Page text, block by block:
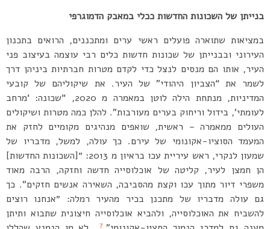
בנייתן של השכונות החדשות ככלי במאבק הדמוגרפי
במציאות שתוארה פועלים ראשי ערים ומתכננים, הרואים בתכנון
העירוני ובבנייתן של שכונות חדשות כלים רבי עוצמה בעיצוב פני
העיר, אותו הם מנסים לנצל כדי לקדם מטרות חברתיות ביניהן דרך
לשמר את “הצביון היהודי” של העיר. את שיקוליהם של קובעי
המדיניות, מנתחת הילה לוטן במאמרה מ 2020, “שכונה: ‘מרחב
לעומתי’, בידול וריחוק בערים מעורבות”. להלן כמה מטרות ושיקולים
העולים ממאמרה – ראשית, שואפים מנהיגים מקומיים לחזק את
המעמד הסוציו-אקונומי של עירם. כך עולה, למשל, מדבריו של
שמעון לנקרי, ראש עיריית עכו בראיון מ 2013: ״[השכונות החדשות]
הן חמצן לעיר, קליטה של אוכלוסייה חדשה וחזקה, הרבה מאוד
משפרי דיור מתוך עכו וקצת מהסביבה, השאירה אנשים חזקים”. כך
גם עולה מדבריו של מתכנן בכיר מהעיר רמלה: ״אנחנו רוצים
להשביח את האוכלוסייה, ולהביא אוכלוסייה חיצונית שתבוא ותיתן
7